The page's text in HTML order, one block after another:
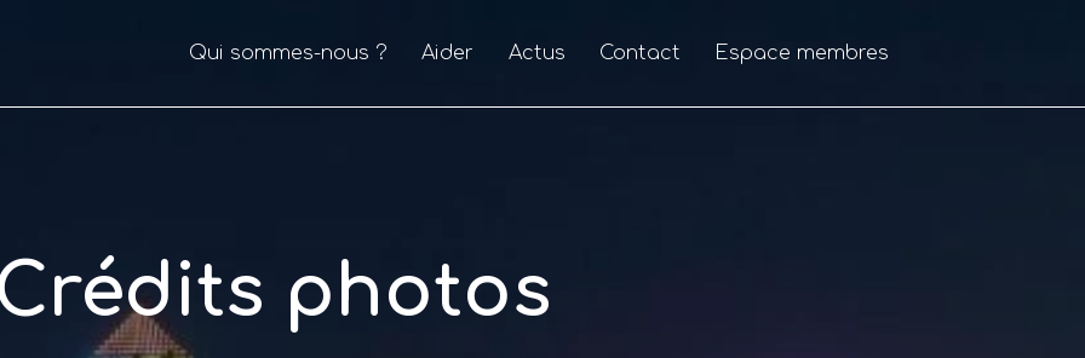
Qui sommes-nous ? Aider Actus Contact Espace membres
photos